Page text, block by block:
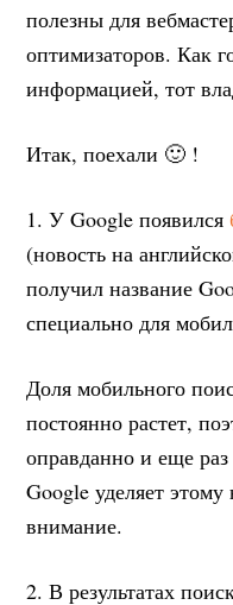
полезны для
оптимизаторов. Как
информацией, тот
Итак, поехали 🙂 !
1. У Google появился
(новость на
получил название
специально для
Доля мобильного
постоянно растет,
оправданно и еще
Google уделяет
внимание.
2. В результатах